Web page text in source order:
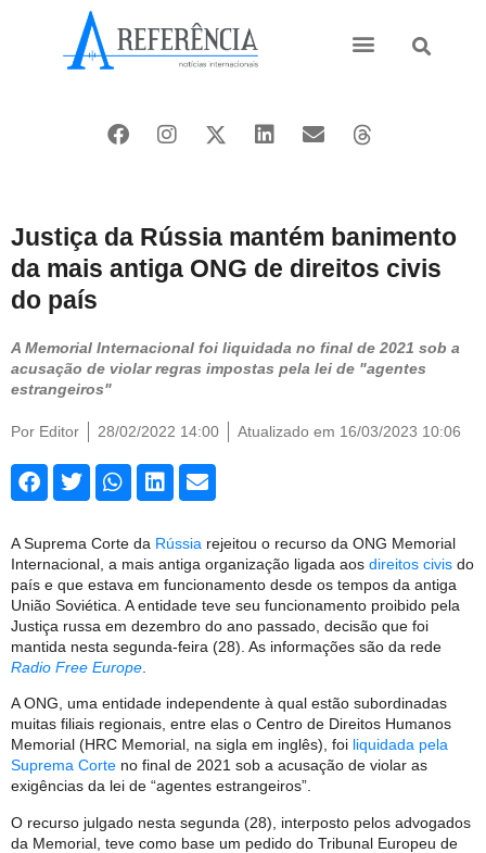
Justiça da Rússia mantém banimento
da mais antiga ONG de direitos civis
do país
A Memorial Internacional foi liquidada no final de 2021 sob a
acusação de violar regras impostas pela lei de "agentes
estrangeiros"
Por Editor 28/02/2022 14:00 Atualizado em 16/03/2023 10:06
A Suprema Corte da Rússia rejeitou o recurso da ONG Memorial
Internacional, a mais antiga organização ligada aos direitos civis do
país e que estava em funcionamento desde os tempos da antiga
União Soviética. A entidade teve seu funcionamento proibido pela
Justiça russa em dezembro do ano passado, decisão que foi
mantida nesta segunda-feira (28). As informações são da rede
Radio Free Europe
A ONG, uma entidade independente à qual estão subordinadas
muitas filiais regionais, entre elas o Centro de Direitos Humanos
Memorial (HRC Memorial, na sigla em inglês), foi liquidada pela
Suprema Corte no final de 2021 sob a acusação de violar as
exigências da lei de “agentes estrangeiros”.
O recurso julgado nesta segunda (28), interposto pelos advogados
da Memorial, teve como base um pedido do Tribunal Europeu de